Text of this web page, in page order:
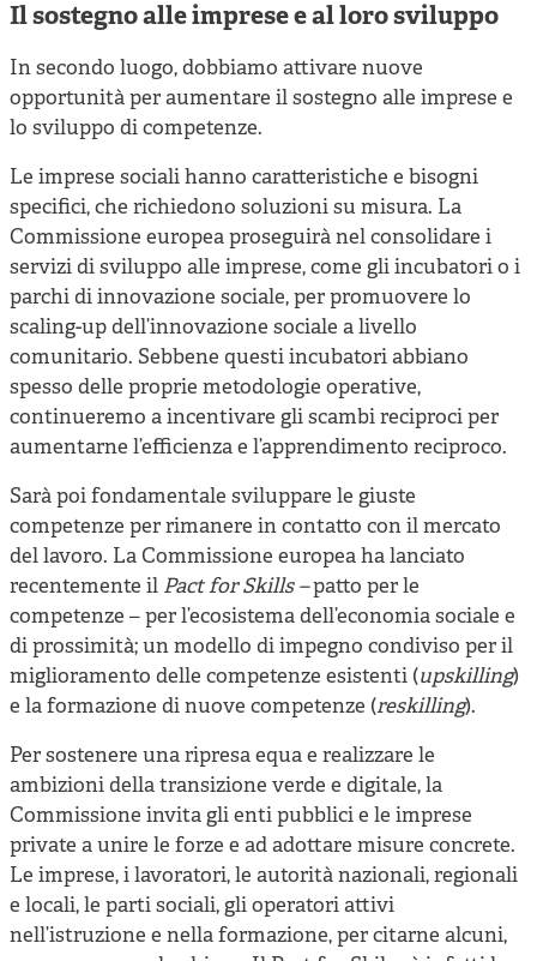
Il sostegno alle imprese e al loro sviluppo
In secondo luogo, dobbiamo attivare nuove
opportunità per aumentare il sostegno alle imprese e
lo sviluppo di competenze.
Le imprese sociali hanno caratteristiche e bisogni
specifici, che richiedono soluzioni su misura. La
Commissione europea proseguirà nel consolidare i
servizi di sviluppo alle imprese, come gli incubatori o i
parchi di innovazione sociale, per promuovere lo
scaling-up dell’innovazione sociale a livello
comunitario. Sebbene questi incubatori abbiano
spesso delle proprie metodologie operative,
continueremo a incentivare gli scambi reciproci per
aumentarne l’efficienza e l’apprendimento reciproco.
Sarà poi fondamentale sviluppare le giuste
competenze per rimanere in contatto con il mercato
del lavoro. La Commissione europea ha lanciato
recentemente il Pact for Skills –patto per le
competenze – per l’ecosistema dell’economia sociale e
di prossimità; un modello di impegno condiviso per il
miglioramento delle competenze esistenti (upskilling)
e la formazione di nuove competenze (reskilling).
Per sostenere una ripresa equa e realizzare le
ambizioni della transizione verde e digitale, la
Commissione invita gli enti pubblici e le imprese
private a unire le forze e ad adottare misure concrete.
Le imprese, i lavoratori, le autorità nazionali, regionali
e locali, le parti sociali, gli operatori attivi
nell’istruzione e nella formazione, per citarne alcuni,